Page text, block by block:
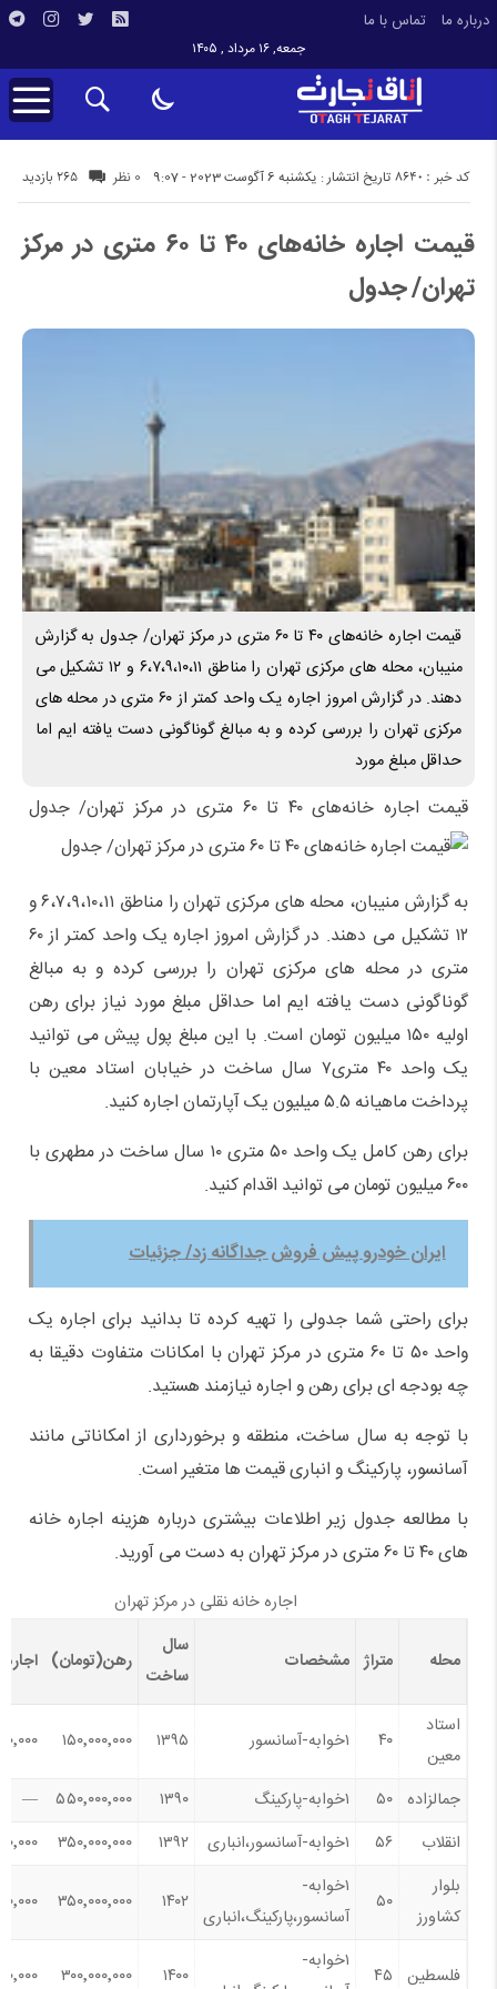
درباره ما تماس با ما
جمعه, ۱۶ مرداد , ۱۴۰۵
تاریخ انتشار : یکشنبه 6 آگوست 2023 - 9:07 265 بازدید کد خبر : 8640 0 نظر
قیمت اجاره خانه‌های ۴۰ تا ۶۰ متری در مرکز
تهران/ جدول
قیمت اجاره خانه‌های ۴۰ تا ۶۰ متری در مرکز تهران/ جدول به گزارش
منیبان، محله های مرکزی تهران را مناطق ۶،۷،۹،۱۰،۱۱ و ۱۲ تشکیل می
دهند. در گزارش امروز اجاره یک واحد کمتر از ۶۰ متری در محله های
مرکزی تهران را بررسی کرده و به مبالغ گوناگونی دست یافته ایم اما
حداقل مبلغ مورد
قیمت اجاره خانه‌های ۴۰ تا ۶۰ متری در مرکز تهران/ جدول
به گزارش منیبان، محله های مرکزی تهران را مناطق ۶،۷،۹،۱۰،۱۱ و
۱۲ تشکیل می دهند. در گزارش امروز اجاره یک واحد کمتر از ۶۰
متری در محله های مرکزی تهران را بررسی کرده و به مبالغ
گوناگونی دست یافته ایم اما حداقل مبلغ مورد نیاز برای رهن
اولیه ۱۵۰ میلیون تومان است. با این مبلغ پول پیش می توانید
یک واحد ۴۰ متری۷ سال ساخت در خیابان استاد معین با
پرداخت ماهیانه ۵.۵ میلیون یک آپارتمان اجاره کنید.
برای رهن کامل یک واحد ۵۰ متری ۱۰ سال ساخت در مطهری با
۶۰۰ میلیون تومان می توانید اقدام کنید.
ایران خودرو پیش فروش جداگانه زد/ جزئیات
برای راحتی شما جدولی را تهیه کرده تا بدانید برای اجاره یک
واحد ۵۰ تا ۶۰ متری در مرکز تهران با امکانات متفاوت دقیقا به
چه بودجه ای برای رهن و اجاره نیازمند هستید.
با توجه به سال ساخت، منطقه و برخورداری از امکاناتی مانند
آسانسور، پارکینگ و انباری قیمت ها متغیر است.
با مطالعه جدول زیر اطلاعات بیشتری درباره هزینه اجاره خانه
های ۴۰ تا ۶۰ متری در مرکز تهران به دست می آورید.
اجاره خانه نقلی در مرکز تهران
محله متراژ مشخصات
سال
ساخت
رهن(تومان)
استاد
معین
۴۰ ۱خوابه-آسانسور ۱۳۹۵ ۱۵۰٬۰۰۰٬۰۰۰
جمالزاده ۵۰ ۱خوابه-پارکینگ ۱۳۹۰ ۵۵۰٬۰۰۰٬۰۰۰
—
انقلاب
۵۶ ۱خوابه-آسانسور،انباری ۱۳۹۲ ۳۵۰٬۰۰۰٬۰۰۰
بلوار
کشاورز
۵۰
۱خوابه-
آسانسور،پارکینگ،انباری
۱۴۰۲ ۳۵۰٬۰۰۰٬۰۰۰
فلسطین ۴۵
۱خوابه-
۱۴۰۰ ۳۰۰٬۰۰۰٬۰۰۰